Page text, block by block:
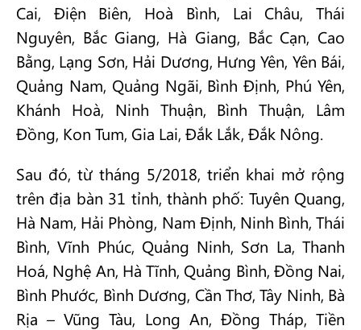
Cai, Điện Biên, Hoà Bình, Lai Châu, Thái
Nguyên, Bắc Giang, Hà Giang, Bắc Cạn, Cao
Bằng, Lạng Sơn, Hải Dương, Hưng Yên, Yên Bái,
Quảng Nam, Quảng Ngãi, Bình Định, Phú Yên,
Khánh Hoà, Ninh Thuận, Bình Thuận, Lâm
Đồng, Kon Tum, Gia Lai, Đắk Lắk, Đắk Nông.
Sau đó, từ tháng 5/2018, triển khai mở rộng
trên địa bàn 31 tỉnh, thành phố: Tuyên Quang,
Hà Nam, Hải Phòng, Nam Định, Ninh Bình, Thái
Bình, Vĩnh Phúc, Quảng Ninh, Sơn La, Thanh
Hoá, Nghệ An, Hà Tĩnh, Quảng Bình, Đồng Nai,
Bình Phước, Bình Dương, Cần Thơ, Tây Ninh, Bà
Rịa – Vũng Tàu, Long An, Đồng Tháp, Tiền